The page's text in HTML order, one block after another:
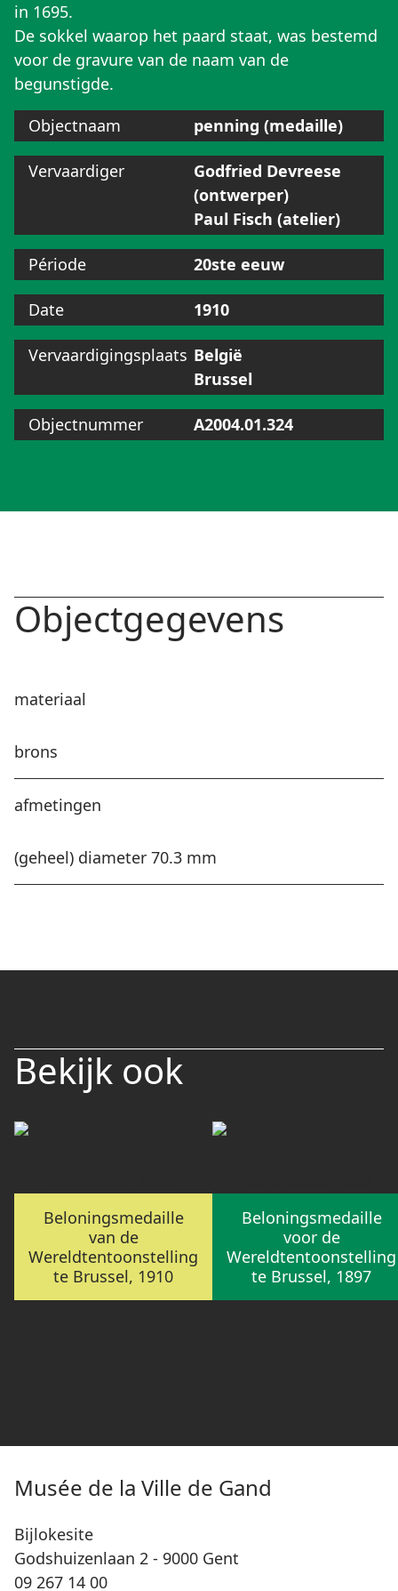
in 1695.
De sokkel waarop het paard staat, was bestemd
voor de gravure van de naam van de
begunstigde.
Objectnaam
penning (medaille)
Vervaardiger
Godfried Devreese
(ontwerper)
Paul Fisch (atelier)
Période 20ste eeuw
Date 1910
Vervaardigingsplaats België
Brussel
Objectnummer A2004.01.324
Objectgegevens
materiaal
brons
afmetingen
(geheel) diameter 70.3 mm
Bekijk ook
Beloningsmedaille
van de
Wereldtentoonstelling
te Brussel, 1910
Beloningsmedaille
voor de
Wereldtentoonstelling
te Brussel, 1897
Musée de la Ville de Gand
Bijlokesite
Godshuizenlaan 2 - 9000 Gent
09 267 14 00